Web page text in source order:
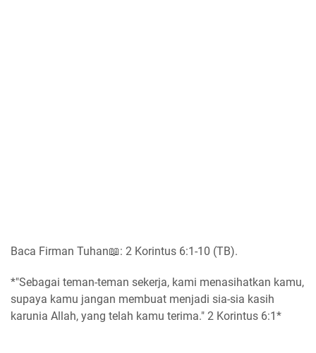
Baca Firman Tuhan📖: 2 Korintus 6:1-10 (TB).
*"Sebagai teman-teman sekerja, kami menasihatkan kamu,
supaya kamu jangan membuat menjadi sia-sia kasih
karunia Allah, yang telah kamu terima." 2 Korintus 6:1*